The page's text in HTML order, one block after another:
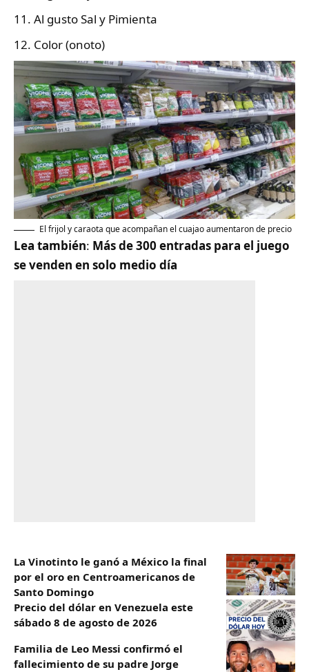
Al gusto Sal y Pimienta
Color (onoto)
El frijol y caraota que acompañan el cuajao aumentaron de precio
Lea también: Más de 300 entradas para el juego
se venden en solo medio día
La Vinotinto le ganó a México la final
por el oro en Centroamericanos de
Santo Domingo
Precio del dólar en Venezuela este
sábado 8 de agosto de 2026
Familia de Leo Messi confirmó el
fallecimiento de su padre Jorge